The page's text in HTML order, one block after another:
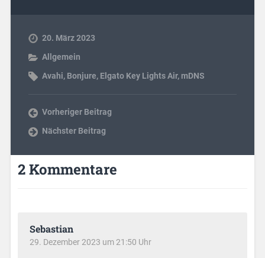
20. März 2023
Allgemein
Avahi, Bonjure, Elgato Key Lights Air, mDNS
Vorheriger Beitrag
Nächster Beitrag
2 Kommentare
Sebastian
29. Dezember 2023 um 21:50 Uhr